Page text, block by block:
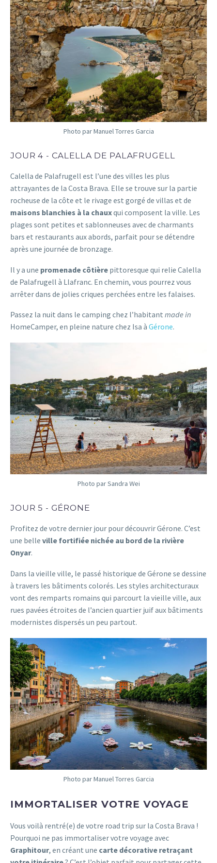
Photo par Manuel Torres Garcia
JOUR 4 - CALELLA DE PALAFRUGELL
Calella de Palafrugell est l’une des villes les plus
attrayantes de la Costa Brava. Elle se trouve sur la partie
rocheuse de la côte et le rivage est gorgé de villas et de
maisons blanchies à la chauxqui composent la ville. Les
plages sont petites et sablonneuses avec de charmants
bars et restaurants aux abords, parfait pour se détendre
après une journée de bronzage.
Il y a une promenade côtière pittoresque qui relie Calella
de Palafrugell à Llafranc. En chemin, vous pourrez vous
arrêter dans de jolies criques perchées entre les falaises.
Passez la nuit dans le camping chez l’habitant made in
HomeCamper, en pleine nature chez Isa à Gérone.
Photo par Sandra Wei
JOUR 5 - GÉRONE
Profitez de votre dernier jour pour découvrir Gérone. C’est
une belle ville fortifiée nichée au bord de la rivière
Onyar.
Dans la vieille ville, le passé historique de Gérone se dessine
à travers les bâtiments colorés. Les styles architecturaux
vont des remparts romains qui parcourt la vieille ville, aux
rues pavées étroites de l’ancien quartier juif aux bâtiments
modernistes dispersés un peu partout.
Photo par Manuel Torres Garcia
IMMORTALISER VOTRE VOYAGE
Vous voilà rentré(e) de votre road trip sur la Costa Brava !
Pourquoi ne pas immortaliser votre voyage avec
Graphitour, en créant une carte décorative retraçant